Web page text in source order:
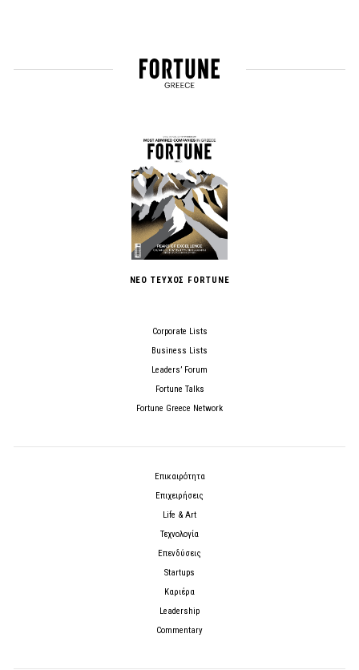
ΝΕΟ ΤΕΥΧΟΣ FORTUNE
Corporate Lists
Business Lists
Leaders’ Forum
Fortune Talks
Fortune Greece Network
Επικαιρότητα
Επιχειρήσεις
Life & Art
Τεχνολογία
Επενδύσεις
Startups
Καριέρα
Leadership
Commentary